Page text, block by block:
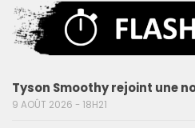
Tyson Smoothy rejoint une
9 AOÛT 2026 - 18H21